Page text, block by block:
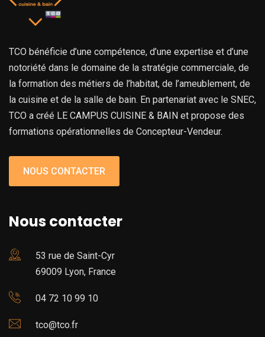
TCO bénéficie d’une compétence, d’une expertise et d’une
notoriété dans le domaine de la stratégie commerciale, de
la formation des métiers de l’habitat, de l’ameublement, de
la cuisine et de la salle de bain. En partenariat avec le SNEC,
TCO a créé LE CAMPUS CUISINE & BAIN et propose des
formations opérationnelles de Concepteur-Vendeur.
NOUS CONTACTER
Nous contacter
53 rue de Saint-Cyr
69009 Lyon, France
04 72 10 99 10
tco@tco.fr